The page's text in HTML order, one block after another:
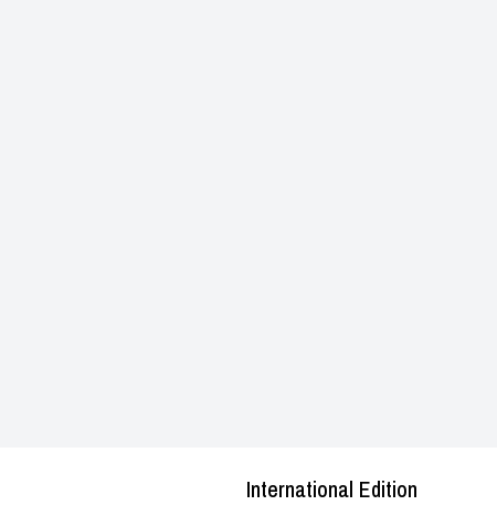
International Edition